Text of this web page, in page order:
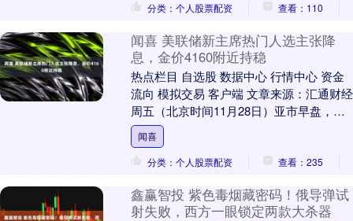
分类：个人股票配资
查看：110
闻喜 美联储新主席热门人选主张降
息，金价4160附近持稳
热点栏目 自选股 数据中心 行情中心 资金
流向 模拟交易 客户端 文章来源：汇通财经
周五（北京时间11月28日）亚市早盘，现
货黄金交投于4162美元/盎司附近....
闻喜
分类：个人股票配资
查看：235
鑫赢智投 紫色毒烟藏密码！俄导弹试
射失败，西方一眼锁定两款大杀器